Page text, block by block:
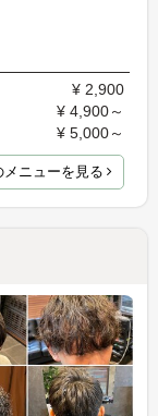
¥ 2,900
¥ 4,900～
¥ 5,000～
メニューを見る